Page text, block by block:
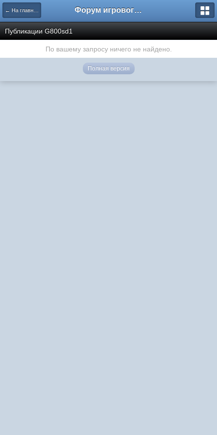
← На главную Форум игрового проекта Riverrise
Публикации G800sd1
По вашему запросу ничего не найдено.
Полная версия